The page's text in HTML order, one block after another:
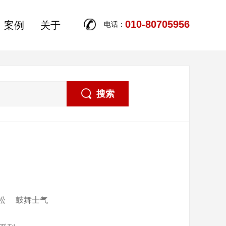
电话： 010-80705956
案例 关于
搜索
鼓舞士气